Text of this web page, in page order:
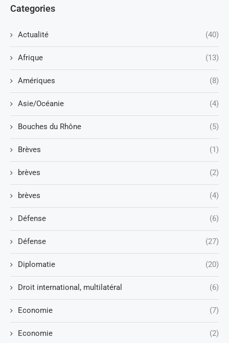
Categories
Actualité (40)
Afrique (13)
Amériques (8)
Asie/Océanie (4)
Bouches du Rhône (5)
Brèves (1)
brèves (2)
brèves (4)
Défense (6)
Défense (27)
Diplomatie (20)
Droit international, multilatéral (6)
Economie (7)
Economie (2)